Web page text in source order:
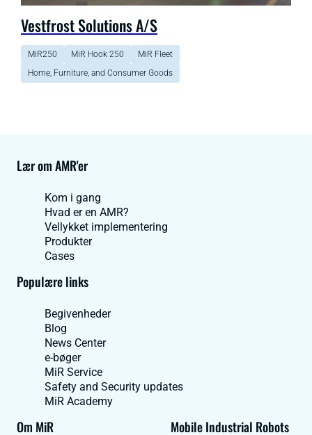
Vestfrost Solutions A/S
MiR250 MiR Hook 250
MiR Fleet
Home, Furniture, and Consumer Goods
Lær om AMR'er
Kom i gang
Hvad er en AMR?
Vellykket implementering
Produkter
Cases
Populære links
Begivenheder
Blog
News Center
e-bøger
MiR Service
Safety and Security updates
MiR Academy
Om MiR Mobile Industrial Robots